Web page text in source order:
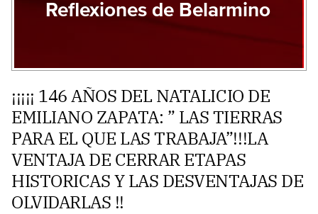
Reflexiones de Belarmino
¡¡¡¡¡ 146 AÑOS DEL NATALICIO DE
EMILIANO ZAPATA: ” LAS TIERRAS
PARA EL QUE LAS TRABAJA”!!!LA
VENTAJA DE CERRAR ETAPAS
HISTORICAS Y LAS DESVENTAJAS DE
OLVIDARLAS !!